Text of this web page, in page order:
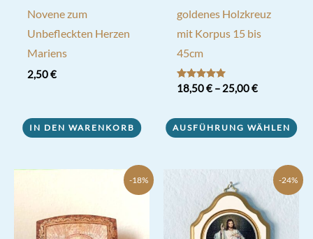
Novene zum
Unbefleckten Herzen
Mariens
2,50€
IN DEN WARENKORB
goldenes Holzkreuz
mit Korpus 15 bis
45cm
Bewertet mit
5.00
18,50€– 25,00€
AUSFÜHRUNG WÄHLEN
Produkt
mehrere
Varianten
Die
-18% -24%